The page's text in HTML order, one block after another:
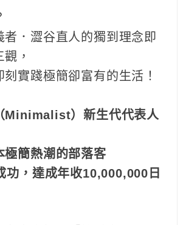
者．澀谷直人的獨到理念即
，
實踐極簡卻富有的生活！
Minimalist）新生代代表人
極簡熱潮的部落客
功，達成年收10,000,000日